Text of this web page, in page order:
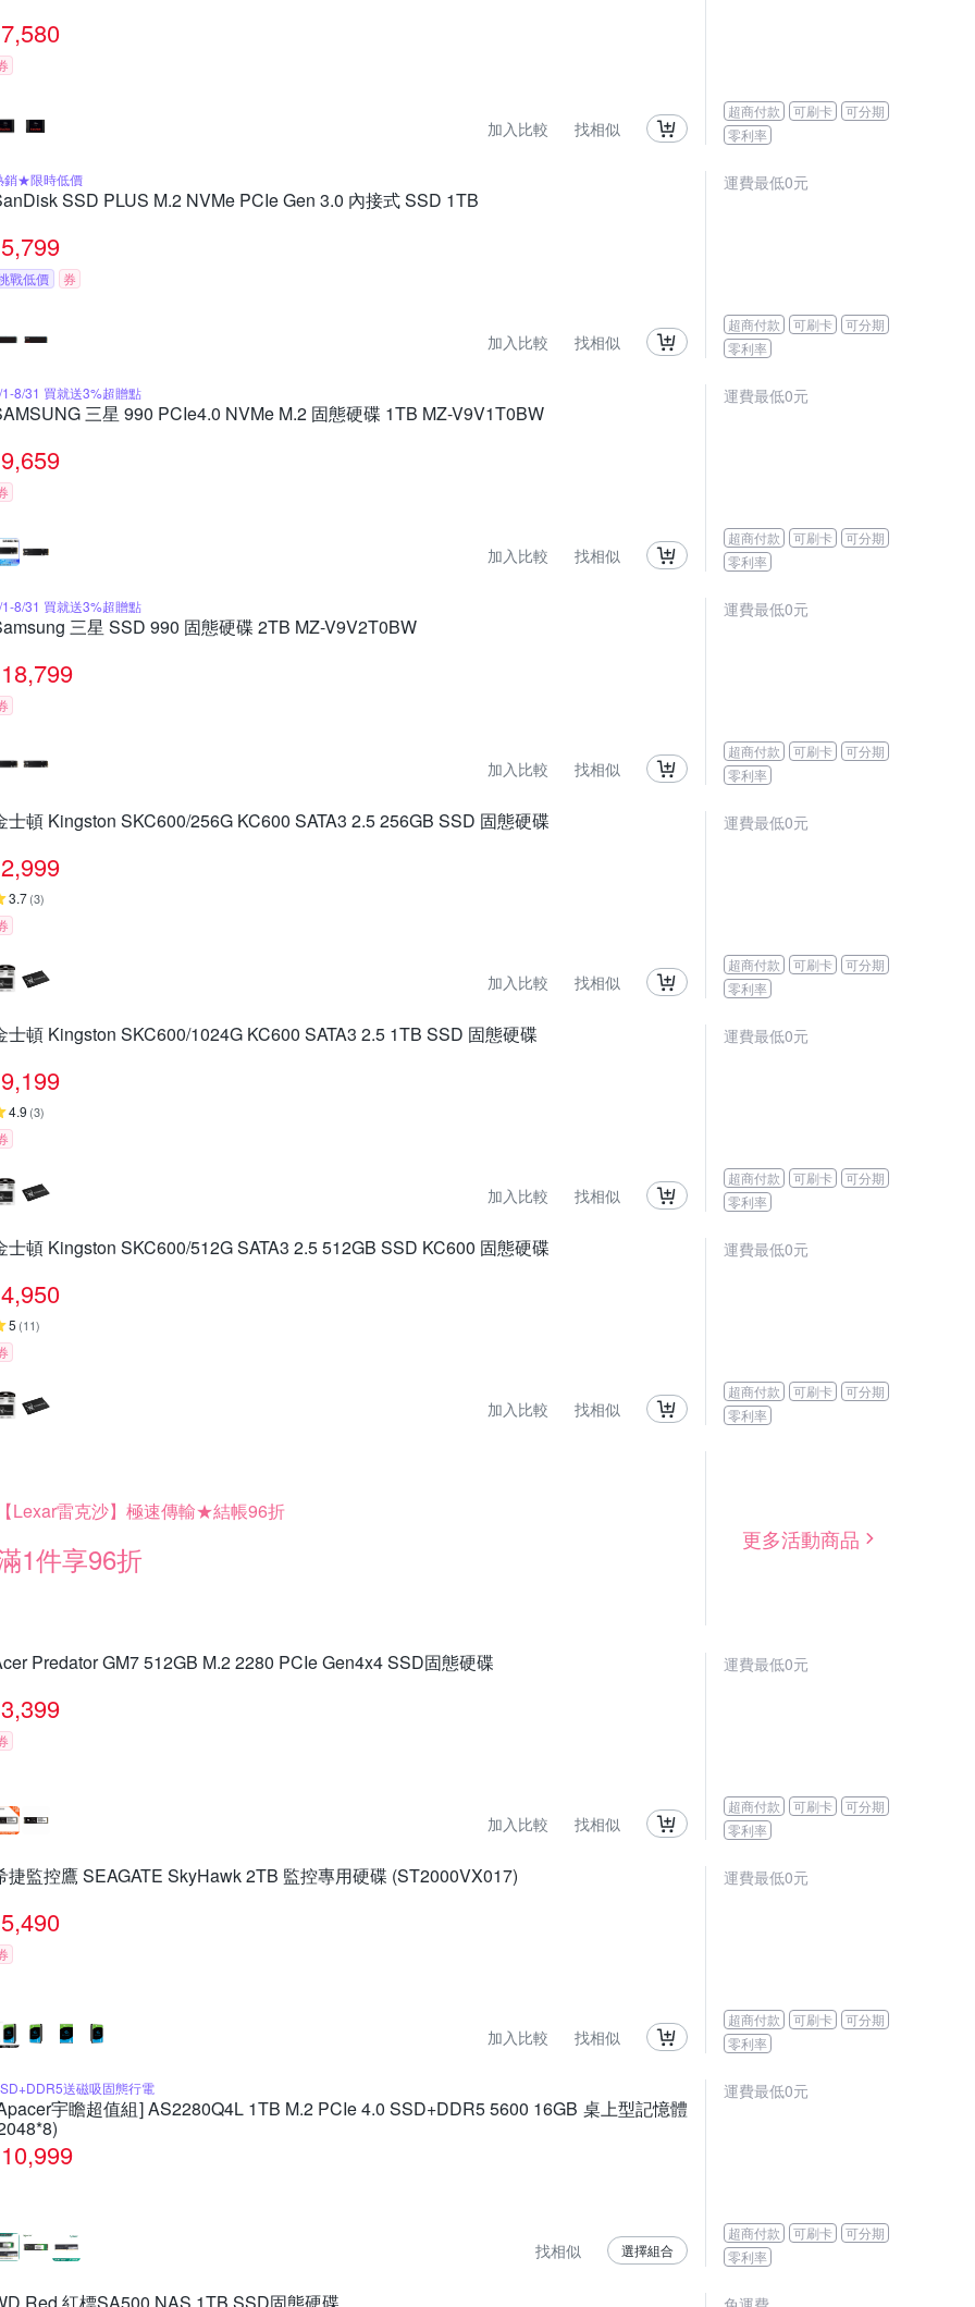
7,580
加入比較 找相似
超商付款 可刷卡
可分期
零利率
銷★限時低價
SSD PLUS M.2 NVMe PCIe Gen 3.0 內接式 SSD 1TB
5,799
戰低價 券
加入比較 找相似
運費最低0元
超商付款 可刷卡
可分期
零利率
8/31 買就送3%超贈點
三星 990 PCIe4.0 NVMe M.2 固態硬碟 1TB MZ-V9V1T0BW
9,659
加入比較 找相似
運費最低0元
超商付款 可刷卡
可分期
零利率
8/31 買就送3%超贈點
三星 SSD 990 固態硬碟 2TB MZ-V9V2T0BW
18,799
加入比較 找相似
運費最低0元
超商付款 可刷卡
可分期
零利率
士頓 Kingston SKC600/256G KC600 SATA3 2.5 256GB SSD 固態硬碟
2,999
3.7(3)
加入比較 找相似
運費最低0元
超商付款 可刷卡
可分期
零利率
士頓 Kingston SKC600/1024G KC600 SATA3 2.5 1TB SSD 固態硬碟
9,199
4.9 (3)
加入比較 找相似
運費最低0元
超商付款 可刷卡
可分期
零利率
士頓 Kingston SKC600/512G SATA3 2.5 512GB SSD KC600 固態硬碟
4,950
5 (11)
加入比較 找相似
運費最低0元
超商付款 可刷卡
可分期
零利率
Lexar雷克沙】極速傳輸★結帳96折
1件享96折
更多活動商品
Predator GM7 512GB M.2 2280 PCIe Gen4x4 SSD固態硬碟
3,399
加入比較 找相似
運費最低0元
超商付款 可刷卡
可分期
零利率
捷監控鷹 SEAGATE SkyHawk 2TB 監控專用硬碟 (ST2000VX017)
5,490
加入比較 找相似
運費最低0元
超商付款 可刷卡
可分期
零利率
送磁吸固態行電
宇瞻超值組] AS2280Q4L 1TB M.2 PCIe 4.0 SSD+DDR5 5600 16GB 桌上型記憶體
10,999
找相似 選擇組合
運費最低0元
超商付款 可刷卡
可分期
零利率